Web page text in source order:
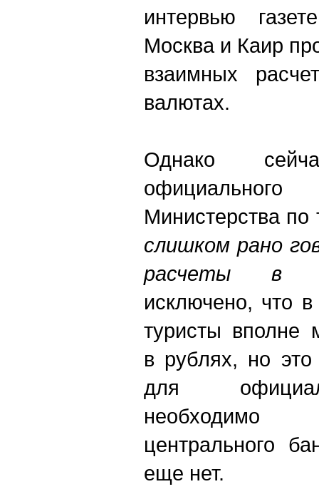
интервью
Москва и Каир
взаимных
валютах.
Однако
Министерства по
слишком рано
расчеты в
исключено, что
туристы вполне
в рублях, но
для
центрального
еще нет.